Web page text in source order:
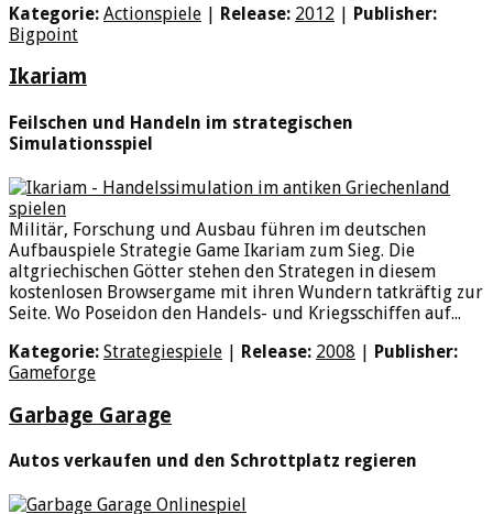
Kategorie: Actionspiele | Release: 2012 | Publisher:
Bigpoint
Ikariam
Feilschen und Handeln im strategischen
Simulationsspiel
Militär, Forschung und Ausbau führen im deutschen
Aufbauspiele Strategie Game Ikariam zum Sieg. Die
altgriechischen Götter stehen den Strategen in diesem
kostenlosen Browsergame mit ihren Wundern tatkräftig zur
Seite. Wo Poseidon den Handels- und Kriegsschiffen auf...
Kategorie: Strategiespiele | Release: 2008 | Publisher:
Gameforge
Garbage Garage
Autos verkaufen und den Schrottplatz regieren